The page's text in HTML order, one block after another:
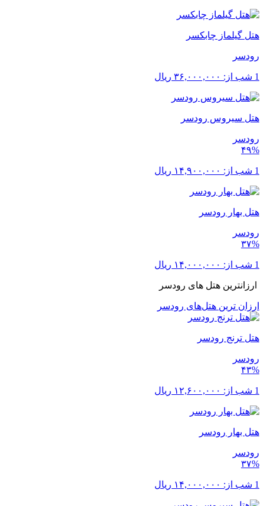
هتل گیلماز چابکسر
رودسر
1 شب از: ۳۶,۰۰۰,۰۰۰ ریال
هتل سیروس رودسر
رودسر
۴۹%
1 شب از: ۱۴,۹۰۰,۰۰۰ ریال
هتل بهار رودسر
رودسر
۳۷%
1 شب از: ۱۴,۰۰۰,۰۰۰ ریال
ارزانترین هتل های رودسر
ارزان ترین هتل‌های رودسر
هتل ترنج رودسر
رودسر
۴۳%
1 شب از: ۱۲,۶۰۰,۰۰۰ ریال
هتل بهار رودسر
رودسر
۳۷%
1 شب از: ۱۴,۰۰۰,۰۰۰ ریال